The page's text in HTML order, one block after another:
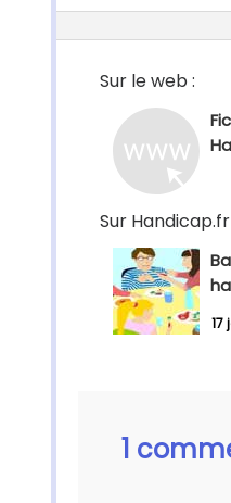
Sur le web :
Sur
17
1